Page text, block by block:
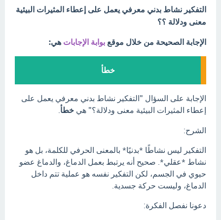
التفكير نشاط بدني معرفي يعمل على إعطاء المثيرات البيئية
معنى ودلالة ؟؟
الإجابة الصحيحة من خلال موقع بوابة الإجابات هي:
خطأ
الإجابة على السؤال "التفكير نشاط بدني معرفي يعمل على
إعطاء المثيرات البيئية معنى ودلالة؟" هي خطأ
الشرح:
التفكير ليس نشاطًا *بدنيًا* بالمعنى الحرفي للكلمة، بل هو
نشاط *عقلي*. صحيح أنه يرتبط بعمل الدماغ، والدماغ عضو
حيوي في الجسم، لكن التفكير نفسه هو عملية تتم داخل
الدماغ، وليست حركة جسدية.
دعونا نفصل الفكرة: